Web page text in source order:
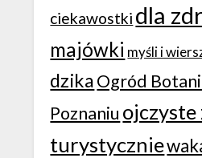
ciekawostki dla
majówki myśli i
dzikaOgród
Poznaniu ojczyste
turystycznie